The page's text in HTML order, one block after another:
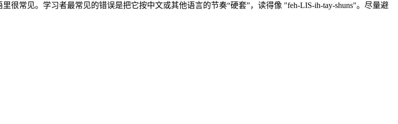
很常见。学习者最常见的错误是把它按中文或其他语言的节奏“硬套”，读得像 "feh-LIS-ih-tay-shuns"。尽量避